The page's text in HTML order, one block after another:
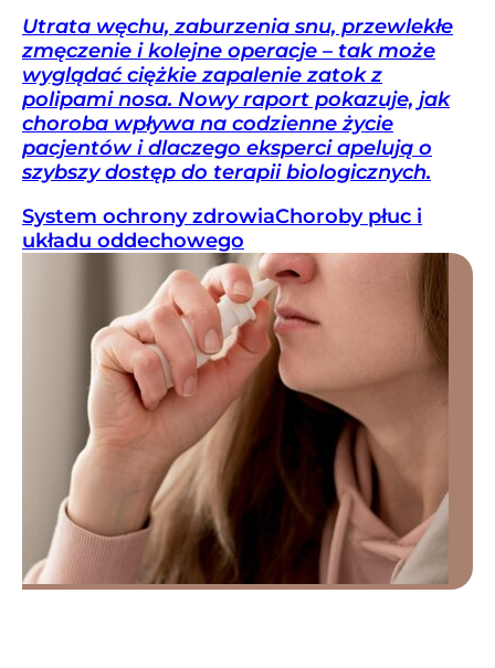
Utrata węchu, zaburzenia snu, przewlekłe
zmęczenie i kolejne operacje – tak może
wyglądać ciężkie zapalenie zatok z
polipami nosa. Nowy raport pokazuje, jak
choroba wpływa na codzienne życie
pacjentów i dlaczego eksperci apelują o
szybszy dostęp do terapii biologicznych.
System ochrony zdrowiaChoroby płuc i
układu oddechowego